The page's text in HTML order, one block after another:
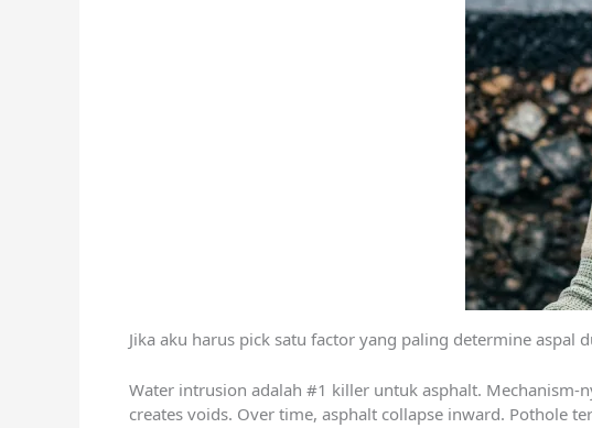
Jika aku harus pick satu factor yang paling determine aspal
Water intrusion adalah #1 killer untuk asphalt. Mechanism-
creates voids. Over time, asphalt collapse inward. Pothole